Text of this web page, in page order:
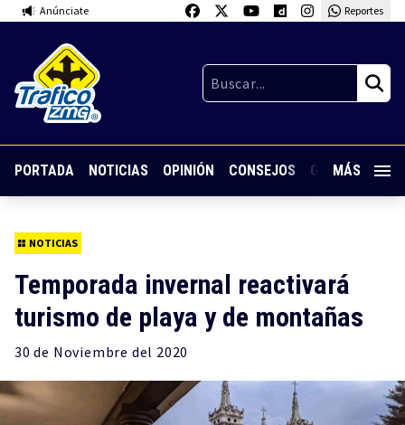
Anúnciate Reportes
PORTADA NOTICIAS OPINIÓN CONSEJOS GUARDIA
MÁS
NOTICIAS
Temporada invernal reactivará
turismo de playa y de montañas
30 de Noviembre del 2020